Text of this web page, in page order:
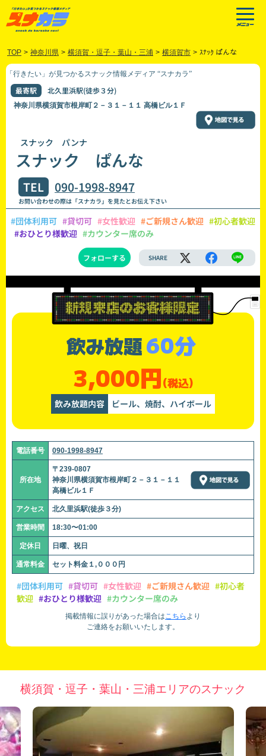
TOP > 神奈川県 > 横須賀・逗子・葉山・三浦 > 横須賀市 > ｽﾅｯｸ ぱんな
「行きたい」が見つかるスナック情報メディア “スナカラ”
最寄駅 北久里浜駅(徒歩３分)
神奈川県横須賀市根岸町２－３１－１１ 高橋ビル１Ｆ
スナック パンナ
スナック ぱんな
TEL 090-1998-8947
お問い合わせの際は「スナカラ」を見たとお伝え下さい
#団体利用可 #貸切可 #女性歓迎 #ご新規さん歓迎 #初心者歓迎
#おひとり様歓迎 #カウンター席のみ
フォローする SHARE
飲み放題60分
3,000円(税込)
飲み放題内容 ビール、焼酎、ハイボール
電話番号 090-1998-8947
所在地
〒239-0807
神奈川県横須賀市根岸町２－３１－１１
高橋ビル１Ｆ
アクセス 北久里浜駅(徒歩３分)
営業時間 18:30〜01:00
定休日 日曜、祝日
通常料金 セット料金１,０００円
#団体利用可 #貸切可 #女性歓迎 #ご新規さん歓迎 #初心者
歓迎 #おひとり様歓迎 #カウンター席のみ
掲載情報に誤りがあった場合はこちら より
ご連絡をお願いいたします。
横須賀・逗子・葉山・三浦エリアのスナック